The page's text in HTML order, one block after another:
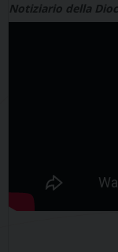
Notiziario della